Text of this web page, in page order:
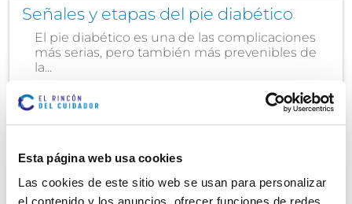
Esta página web usa cookies
Las cookies de este sitio web se usan para personalizar
el contenido y los anuncios, ofrecer funciones de redes
Señales y etapas del pie diabético
El pie diabético es una de las complicaciones
más serias, pero también más prevenibles de
la...
0 Saber más
Glucosa en adultos mayores de 70:
prevención y cuidados